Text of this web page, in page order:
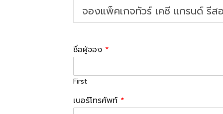
จองแพ็คเกจทัวร์ เคซี แกรนด์ รีส
ชื่อผู้จอง *
First
เบอร์โทรศัพท์ *